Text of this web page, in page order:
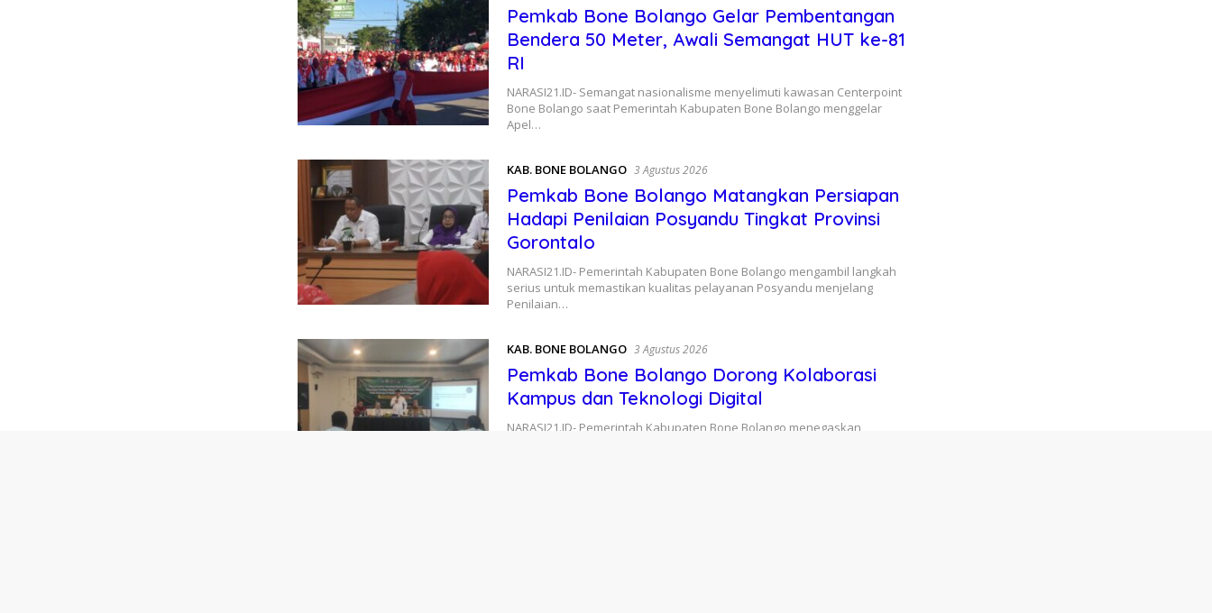
Pemkab Bone Bolango Gelar Pembentangan
Bendera 50 Meter, Awali Semangat HUT ke-81
RI
NARASI21.ID- Semangat nasionalisme menyelimuti kawasan Centerpoint
Bone Bolango saat Pemerintah Kabupaten Bone Bolango menggelar
Apel…
KAB. BONE BOLANGO 3 Agustus 2026
Pemkab Bone Bolango Matangkan Persiapan
Hadapi Penilaian Posyandu Tingkat Provinsi
Gorontalo
​NARASI21.ID- Pemerintah Kabupaten Bone Bolango mengambil langkah
serius untuk memastikan kualitas pelayanan Posyandu menjelang
Penilaian…
KAB. BONE BOLANGO 3 Agustus 2026
Pemkab Bone Bolango Dorong Kolaborasi
Kampus dan Teknologi Digital
​NARASI21.ID- Pemerintah Kabupaten Bone Bolango menegaskan